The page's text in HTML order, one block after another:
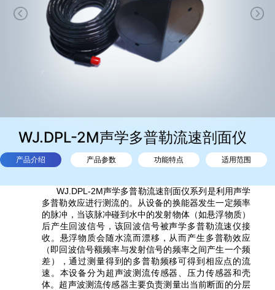
WJ.DPL-2M声学多普勒流速剖面仪
产品介绍 产品参数 功能特点 适用范围
WJ.DPL-2M声学多普勒流速剖面仪系列是利用声学
多普勒效应进行测流的。从设备的换能器发生一定频率
的脉冲，当该脉冲碰到水中的发射物体（如悬浮物质）
后产生回波信号，该回波信号被声学多普勒流速仪接
收。悬浮物质会随水流而漂移，从而产生多普勒效应
（即回波信号额频率与发射信号的频率之间产生一个频
差），通过测量得到的多普勒频移可得到相应点的流
速。本设备分为超声波测流传感器、压力传感器和壳
体。超声波测流传感器主要负责测量出当前断面的分层